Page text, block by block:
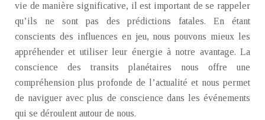
vie de manière significative, il est important de se rappeler
qu’ils ne sont pas des prédictions fatales. En étant
conscients des influences en jeu, nous pouvons mieux les
appréhender et utiliser leur énergie à notre avantage. La
conscience des transits planétaires nous offre une
compréhension plus profonde de l’actualité et nous permet
de naviguer avec plus de conscience dans les événements
qui se déroulent autour de nous.